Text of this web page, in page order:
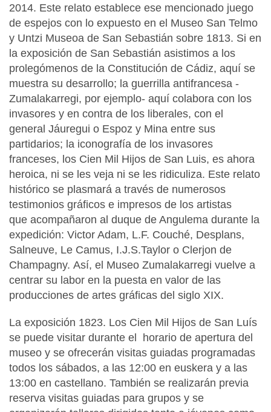
2014. Este relato establece ese mencionado juego
de espejos con lo expuesto en el Museo San Telmo
y Untzi Museoa de San Sebastián sobre 1813. Si en
la exposición de San Sebastián asistimos a los
prolegómenos de la Constitución de Cádiz, aquí se
muestra su desarrollo; la guerrilla antifrancesa -
Zumalakarregi, por ejemplo- aquí colabora con los
invasores y en contra de los liberales, con el
general Jáuregui o Espoz y Mina entre sus
partidarios; la iconografía de los invasores
franceses, los Cien Mil Hijos de San Luis, es ahora
heroica, ni se les veja ni se les ridiculiza. Este relato
histórico se plasmará a través de numerosos
testimonios gráficos e impresos de los artistas
que acompañaron al duque de Angulema durante la
expedición: Victor Adam, L.F. Couché, Desplans,
Salneuve, Le Camus, I.J.S.Taylor o Clerjon de
Champagny. Así, el Museo Zumalakarregi vuelve a
centrar su labor en la puesta en valor de las
producciones de artes gráficas del siglo XIX.
La exposición 1823. Los Cien Mil Hijos de San Luís
se puede visitar durante el horario de apertura del
museo y se ofrecerán visitas guiadas programadas
todos los sábados, a las 12:00 en euskera y a las
13:00 en castellano. También se realizarán previa
reserva visitas guiadas para grupos y se